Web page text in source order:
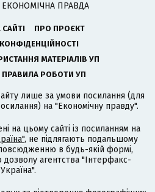
ЕКОНОМІЧНА ПРАВДА
ПРО ПРОЄКТ
МАТЕРІАЛІВ УП
ПРАВИЛА РОБОТИ УП
лише за умови посилання (для
на "Економічну правду".
на цьому сайті із посиланням на
, не підлягають подальшому
в будь-якій формі,
агентства "Інтерфакс-
Україна".